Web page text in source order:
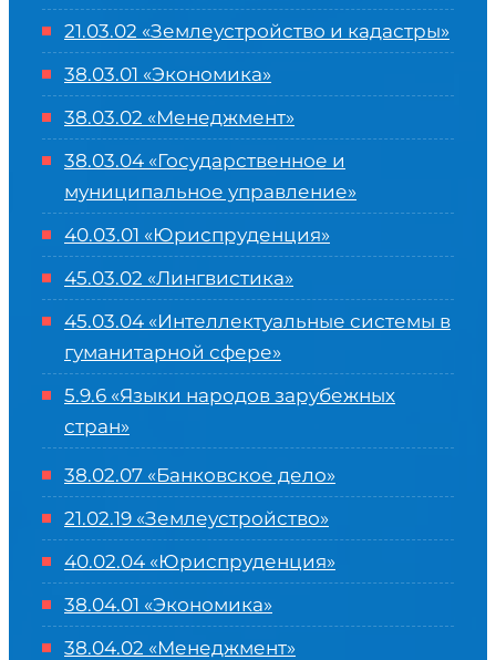
21.03.02 «Землеустройство и кадастры»
38.03.01 «Экономика»
38.03.02 «Менеджмент»
38.03.04 «Государственное и
муниципальное управление»
40.03.01 «Юриспруденция»
45.03.02 «Лингвистика»
45.03.04 «Интеллектуальные системы в
гуманитарной сфере»
5.9.6 «Языки народов зарубежных
стран»
38.02.07 «Банковское дело»
21.02.19 «Землеустройство»
40.02.04 «Юриспруденция»
38.04.01 «Экономика»
38.04.02 «Менеджмент»